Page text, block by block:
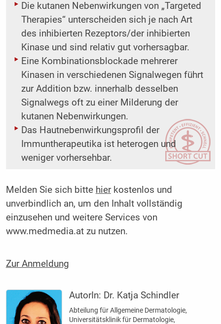
Die kutanen Nebenwirkungen von „Targeted
Therapies“ unterscheiden sich je nach Art
des inhibierten Rezeptors/der inhibierten
Kinase und sind relativ gut vorhersagbar.
Eine Kombinationsblockade mehrerer
Kinasen in verschiedenen Signalwegen führt
zur Addition bzw. innerhalb desselben
Signalwegs oft zu einer Milderung der
kutanen Nebenwirkungen.
Das Hautnebenwirkungsprofil der
Immuntherapeutika ist heterogen und
weniger vorhersehbar.
Melden Sie sich bitte hierkostenlos und
unverbindlich an, um den Inhalt vollständig
einzusehen und weitere Services von
www.medmedia.at zu nutzen.
Zur Anmeldung
AutorIn: Dr. Katja Schindler
Abteilung für Allgemeine Dermatologie,
Universitätsklinik für Dermatologie,